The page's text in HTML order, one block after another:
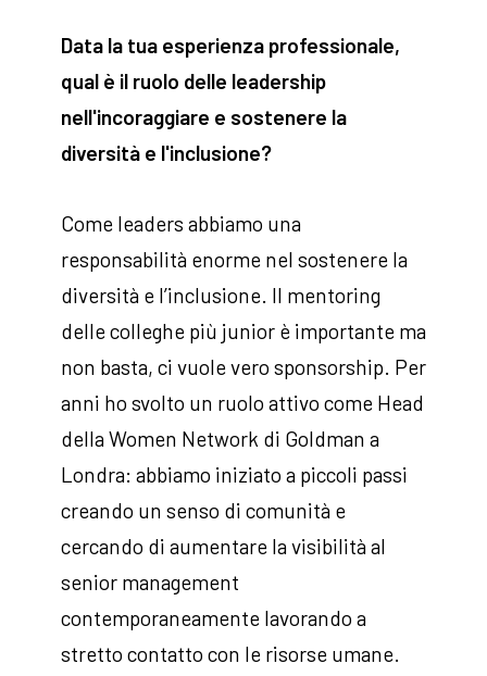
Data la tua esperienza professionale,
qual è il ruolo delle leadership
nell'incoraggiare e sostenere la
diversità e l'inclusione?
Come leaders abbiamo una
responsabilità enorme nel sostenere la
diversità e l’inclusione. Il mentoring
delle colleghe più junior è importante ma
non basta, ci vuole vero sponsorship. Per
anni ho svolto un ruolo attivo come Head
della Women Network di Goldman a
Londra: abbiamo iniziato a piccoli passi
creando un senso di comunità e
cercando di aumentare la visibilità al
senior management
contemporaneamente lavorando a
stretto contatto con le risorse umane.